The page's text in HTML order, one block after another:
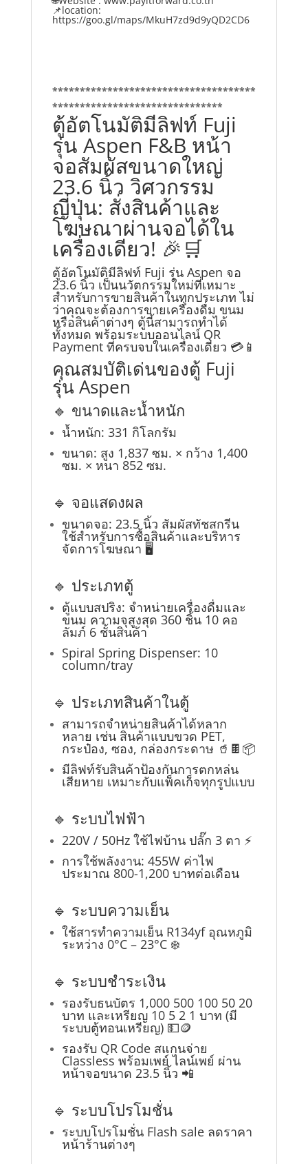
📌location:
https://goo.gl/maps/MkuH7zd9d9yQD2CD6
*************************************
*******************************
ตู้อัตโนมัติมีลิฟท์ Fuji
รุ่น Aspen F&B หน้า
จอสัมผัสขนาดใหญ่
23.6 นิ้ว วิศวกรรม
ญี่ปุ่น: สั่งสินค้าและ
โฆษณาผ่านจอได้ใน
เครื่องเดียว! 🎉🛒
ตู้อัตโนมัติมีลิฟท์ Fuji รุ่น Aspen จอ
23.6 นิ้ว เป็นนวัตกรรมใหม่ที่เหมาะ
สำหรับการขายสินค้าในทุกประเภท ไม่
ว่าคุณจะต้องการขายเครื่องดื่ม ขนม
หรือสินค้าต่างๆ ตู้นี้สามารถทำได้
ทั้งหมด พร้อมระบบออนไลน์ QR
Payment ที่ครบจบในเครื่องเดียว 💳📱
คุณสมบัติเด่นของตู้ Fuji
รุ่น Aspen
🔹 ขนาดและน้ำหนัก
น้ำหนัก: 331 กิโลกรัม
ขนาด: สูง 1,837 ซม. × กว้าง 1,400
ซม. × หนา 852 ซม.
🔹 จอแสดงผล
ขนาดจอ: 23.5 นิ้ว สัมผัสทัชสกรีน
ใช้สำหรับการซื้อสินค้าและบริหาร
จัดการโฆษณา 🖥️
🔹 ประเภทตู้
ตู้แบบสปริง: จำหน่ายเครื่องดื่มและ
ขนม ความจุสูงสุด 360 ชิ้น 10 คอ
ลัมภ์ 6 ชั้นสินค้า
Spiral Spring Dispenser: 10
column/tray
🔹 ประเภทสินค้าในตู้
สามารถจำหน่ายสินค้าได้หลาก
หลาย เช่น สินค้าแบบขวด PET,
กระป๋อง, ซอง, กล่องกระดาษ 🥤🍫📦
มีลิฟท์รับสินค้าป้องกันการตกหล่น
เสียหาย เหมาะกับแพ็คเก็จทุกรูปแบบ
🔹 ระบบไฟฟ้า
220V / 50Hz ใช้ไฟบ้าน ปลั๊ก 3 ตา ⚡
การใช้พลังงาน: 455W ค่าไฟ
ประมาณ 800-1,200 บาทต่อเดือน
🔹 ระบบความเย็น
ใช้สารทำความเย็น R134yf อุณหภูมิ
ระหว่าง 0°C – 23°C ❄️
🔹 ระบบชำระเงิน
รองรับธนบัตร 1,000 500 100 50 20
บาท และเหรียญ 10 5 2 1 บาท (มี
ระบบตู้ทอนเหรียญ) 💵🪙
รองรับ QR Code สแกนจ่าย
Classless พร้อมเพย์ ไลน์เพย์ ผ่าน
หน้าจอขนาด 23.5 นิ้ว 📲
🔹 ระบบโปรโมชั่น
ระบบโปรโมชั่น Flash sale ลดราคา
หน้าร้านต่างๆ